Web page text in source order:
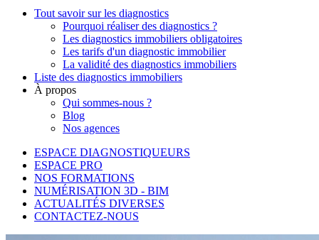
Tout savoir sur les diagnostics
Pourquoi réaliser des diagnostics ?
Les diagnostics immobiliers obligatoires
Les tarifs d'un diagnostic immobilier
La validité des diagnostics immobiliers
Liste des diagnostics immobiliers
À propos
Qui sommes-nous ?
Blog
Nos agences
ESPACE DIAGNOSTIQUEURS
ESPACE PRO
NOS FORMATIONS
NUMÉRISATION 3D - BIM
ACTUALITÉS DIVERSES
CONTACTEZ-NOUS